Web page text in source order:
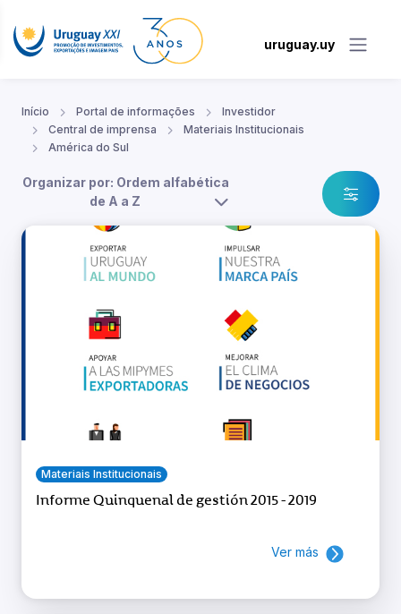
uruguay.uy
Início Portal de informações
Investidor
Central de imprensa
Materiais Institucionais
América do Sul
Organizar por: Ordem alfabética
de A a Z
Materiais Institucionais
Informe Quinquenal de gestión 2015 - 2019
Ver más